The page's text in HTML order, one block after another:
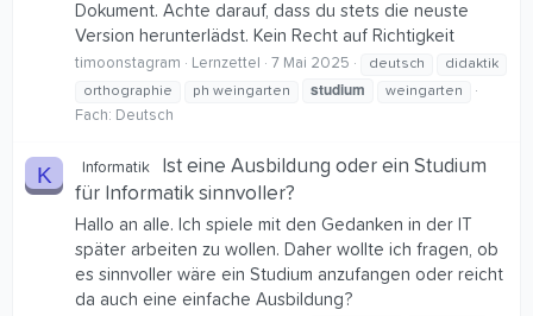
Dokument. Achte darauf, dass du stets die neuste
Version herunterlädst. Kein Recht auf Richtigkeit
timoonstagram Lernzettel 7 Mai 2025 deutsch
didaktik
orthographie
ph weingarten studium weingarten
Fach: Deutsch
K Informatik
Ist eine Ausbildung oder ein Studium
für Informatik sinnvoller?
Hallo an alle. Ich spiele mit den Gedanken in der IT
später arbeiten zu wollen. Daher wollte ich fragen, ob
es sinnvoller wäre ein Studium anzufangen oder reicht
da auch eine einfache Ausbildung?